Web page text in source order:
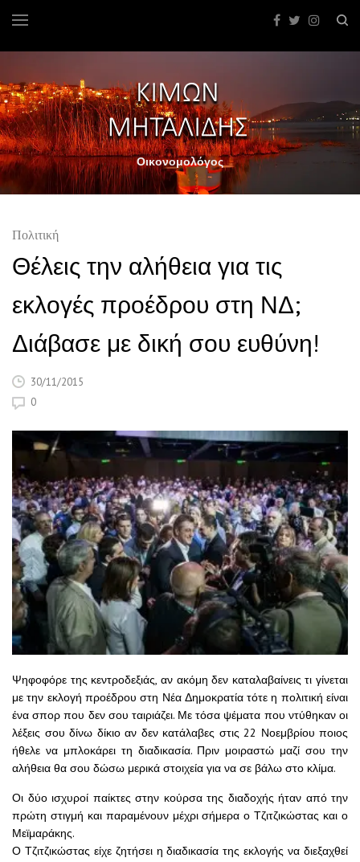
Οικονομολόγος
Πολιτική
Θέλεις την αλήθεια για τις
εκλογές προέδρου στη ΝΔ;
Διάβασε με δική σου ευθύνη!
30/11/2015
0
Ψηφοφόρε της κεντροδεξιάς, αν ακόμη δεν καταλαβαίνεις τι γίνεται
με την εκλογή προέδρου στη Νέα Δημοκρατία τότε η πολιτική είναι
ένα σπορ που δεν σου ταιριάζει. Με τόσα ψέματα που ντύθηκαν οι
λέξεις σου δίνω δίκιο αν δεν κατάλαβες στις 22 Νοεμβρίου ποιος
ήθελε να μπλοκάρει τη διαδικασία. Πριν μοιραστώ μαζί σου την
αλήθεια θα σου δώσω μερικά στοιχεία για να σε βάλω στο κλίμα.
Οι δύο ισχυροί παίκτες στην κούρσα της διαδοχής ήταν από την
πρώτη στιγμή και παραμένουν μέχρι σήμερα ο Τζιτζικώστας και ο
Μεϊμαράκης.
Ο Τζιτζικώστας είχε ζητήσει η διαδικασία της εκλογής να διεξαχθεί